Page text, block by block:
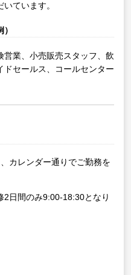
ています。
業、小売販売スタッフ、飲
セールス、コールセンター
カレンダー通りでご勤務を
日間のみ9:00-18:30となり